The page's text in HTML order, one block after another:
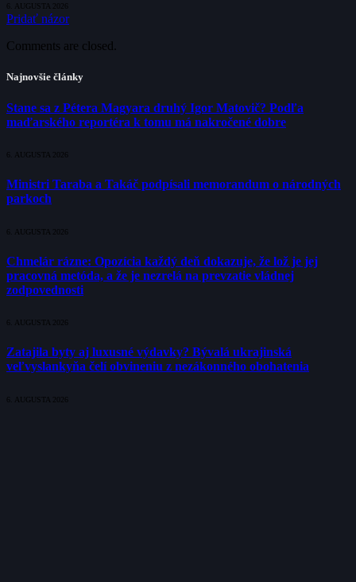
6. AUGUSTA 2026
Pridať názor
Comments are closed.
Najnovšie články
Stane sa z Pétera Magyara druhý Igor Matovič? Podľa
maďarského reportéra k tomu má nakročené dobre
6. AUGUSTA 2026
Ministri Taraba a Takáč podpísali memorandum o národných
parkoch
6. AUGUSTA 2026
Chmelár rázne: Opozícia každý deň dokazuje, že lož je jej
pracovná metóda, a že je nezrelá na prevzatie vládnej
zodpovednosti
6. AUGUSTA 2026
Zatajila byty aj luxusné výdavky? Bývalá ukrajinská
veľvyslankyňa čelí obvineniu z nezákonného obohatenia
6. AUGUSTA 2026